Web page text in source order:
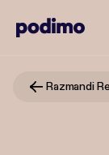
Razmandi